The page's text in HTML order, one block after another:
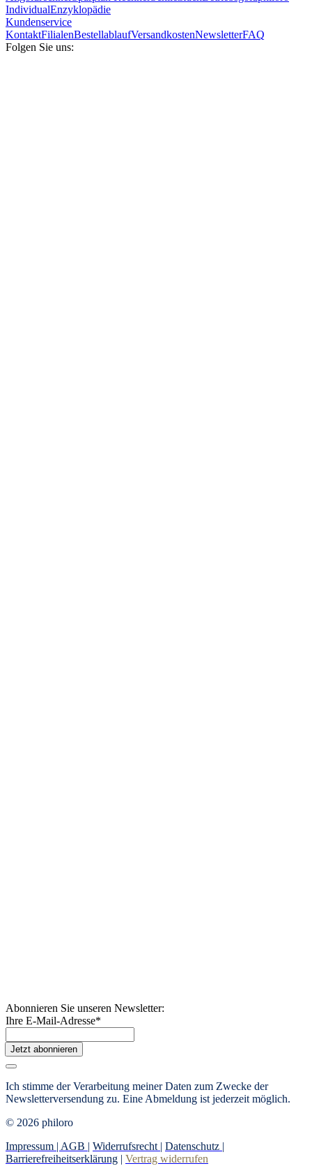
IndividualEnzyklopädie
Kundenservice
KontaktFilialenBestellablaufVersandkostenNewsletterFAQ
Folgen Sie uns:
Abonnieren Sie unseren Newsletter:
Ihre E-Mail-Adresse*
Jetzt abonnieren
Ich stimme der Verarbeitung meiner Daten zum Zwecke der
Newsletterversendung zu. Eine Abmeldung ist jederzeit möglich.
© 2026 philoro
Impressum | AGB | Widerrufsrecht | Datenschutz |
Barrierefreiheitserklärung | Vertrag widerrufen